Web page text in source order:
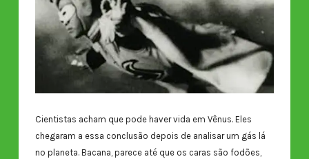
Cientistas acham que pode haver vida em Vênus. Eles
chegaram a essa conclusão depois de analisar um gás lá
no planeta. Bacana, parece até que os caras são fodões,